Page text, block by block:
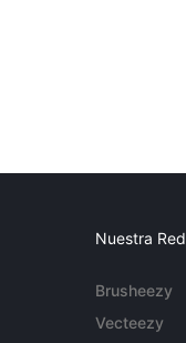
Nuestra Red
Brusheezy
Vecteezy